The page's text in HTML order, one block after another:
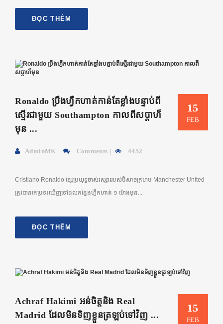
ĐỌC THÊM
15
FEB
Ronaldo ប្រឹងហ្វឹកហាត់កាន់តែខ្លាំងបន្ទាប់ពី
ស្មើរជាមួយ Southampton កាលពីសប្តាហ៏
មុន ...
AdminMK Comments 4452
Cristiano Ronaldo ខ្សែប្រយុទ្ធចាស់វស្សារ​របស់បិសាចក្រហម​ Manchester United
ត្រូវបានគេប្រទះឃើញទៅដល់កន្លែងហ្វឹកហាត់ ១ ម៉ោងមុន...
ĐỌC THÊM
15
FEB
Achraf Hakimi អន់ចិត្តនិង Real
Madrid ដែលមិនទិញខ្លួនត្រឡប់ទៅវិញ ...